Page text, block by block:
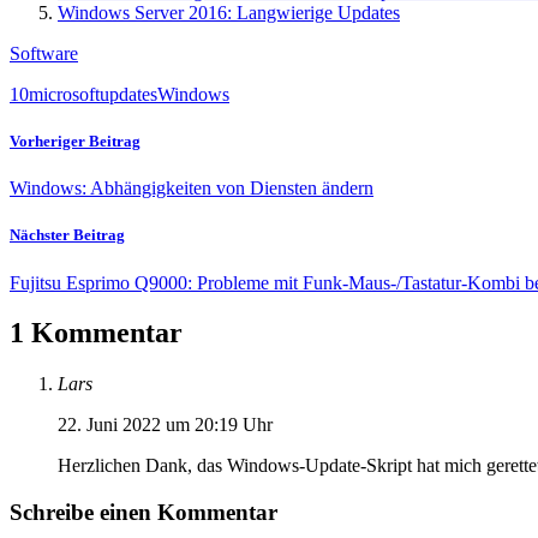
Windows Server 2016: Langwierige Updates
Software
10microsoftupdatesWindows
Vorheriger Beitrag
Windows: Abhängigkeiten von Diensten ändern
Nächster Beitrag
Fujitsu Esprimo Q9000: Probleme mit Funk-Maus-/Tastatur-Kombi
1 Kommentar
Lars
22. Juni 2022 um 20:19 Uhr
Herzlichen Dank, das Windows-Update-Skript hat mich
Schreibe einen Kommentar